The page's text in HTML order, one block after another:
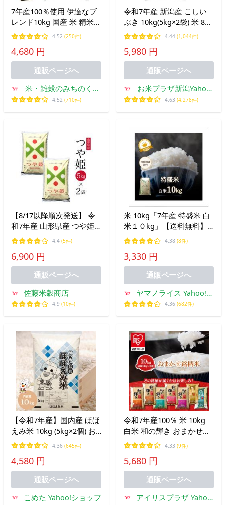
7年産100％使用 伊達なブ
レンド10kg 国産 米 精米
ブレンド米 複数原料米 令
和7年産 爆買
4.52 (250件)
4,680 円
通販ページへ
米・雑穀のみちのく農
業研究所
4.52 (710件)
令和7年産 新潟産 こしい
ぶき 10kg(5kg×2袋) 米 8月
のおすすめ
4.44 (1,044件)
5,980 円
通販ページへ
お米プラザ新潟Yahoo!
店
4.63 (4,278件)
【8/17以降順次発送】 令
和7年産 山形県産 つや姫
5kg×2 10kg 米 白米 特別栽
培米 送料無料 爆買
4.4 (5件)
6,900 円
通販ページへ
佐藤米穀商店
4.9 (10件)
米 10kg「7年産 特盛米 白
米１０kg」【送料無料】
【訳あり】【国内産】【7
年産】【精米】【白米】
【ノークレームノーリター
ン】
4.38 (8件)
3,330 円
通販ページへ
ヤマノライス Yahoo!シ
ョップ店
4.36 (682件)
【令和7年産】国内産 ほほ
えみ米 10kg (5kg×2個) お
米 米 ごはん おいしい 送
料無料 白米
4.36 (645件)
4,580 円
通販ページへ
こめた Yahoo!ショップ
令和7年産100％ 米 10kg
白米 和の輝き おまかせ銘
柄米 銘柄 おまかせ 国産
10キロ 5kg 2袋 密封新鮮
パック 低温製法米 送料無
料 アイリスオーヤマ *
4.33 (9件)
5,680 円
通販ページへ
アイリスプラザ Yahoo!